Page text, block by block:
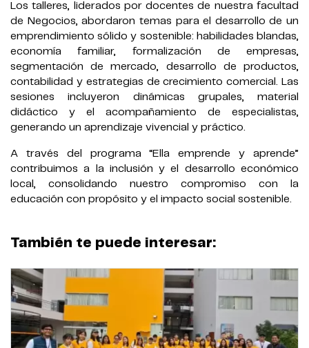
Los talleres, liderados por docentes de nuestra facultad
de Negocios, abordaron temas para el desarrollo de un
emprendimiento sólido y sostenible: habilidades blandas,
economía familiar, formalización de empresas,
segmentación de mercado, desarrollo de productos,
contabilidad y estrategias de crecimiento comercial. Las
sesiones incluyeron dinámicas grupales, material
didáctico y el acompañamiento de especialistas,
generando un aprendizaje vivencial y práctico.
A través del programa “Ella emprende y aprende”
contribuimos a la inclusión y el desarrollo económico
local, consolidando nuestro compromiso con la
educación con propósito y el impacto social sostenible.
También te puede interesar: